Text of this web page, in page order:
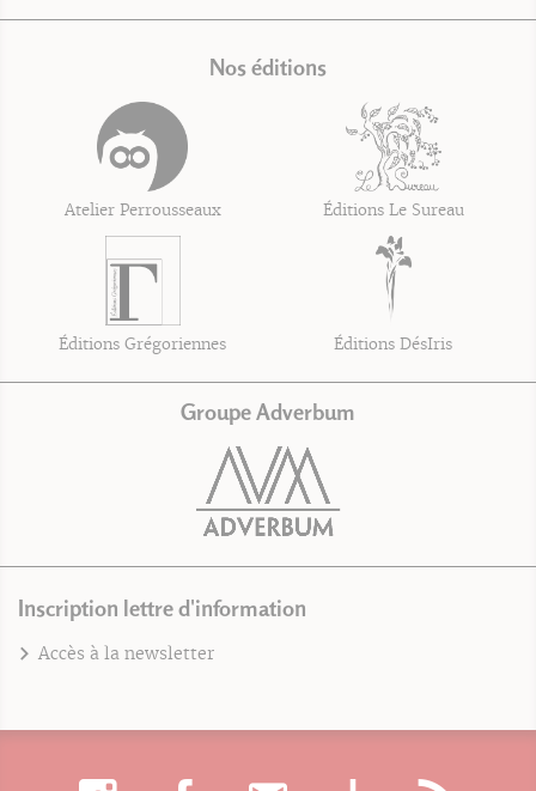
Nos éditions
Atelier Perrousseaux Éditions Le Sureau
Éditions Grégoriennes Éditions DésIris
Groupe Adverbum
Inscription lettre d'information
Accès à la newsletter